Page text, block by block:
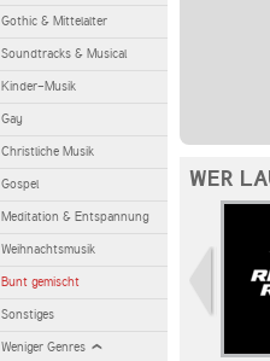
Gothic & Mittelalter
Soundtracks & Musical
Kinder-Musik
Gay
Christliche Musik
Gospel
Meditation & Entspannung
Weihnachtsmusik
Bunt gemischt
Sonstiges
Weniger Genres
WER